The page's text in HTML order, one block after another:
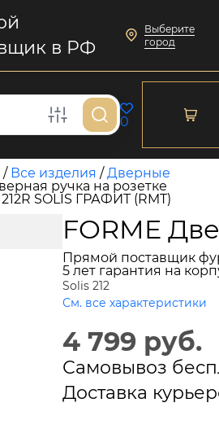
в РФ
Выберите
город
0
/ Все изделия /Дверные
ручка на розетке
SOLIS ГРАФИТ (RMT)
FORME
Прямой поставщик
5 лет гарантия на
Solis 212
См. все характеристики
4 799 руб.
Самовывоз
Доставка